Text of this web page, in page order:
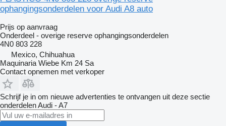
ophangingsonderdelen voor Audi A8 auto
Prijs op aanvraag
Onderdeel - overige reserve ophangingsonderdelen
4N0 803 228
Mexico, Chihuahua
Maquinaria Wiebe Km 24 Sa
Contact opnemen met verkoper
Schrijf je in om nieuwe advertenties te ontvangen uit deze sectie
onderdelenAudi - A7